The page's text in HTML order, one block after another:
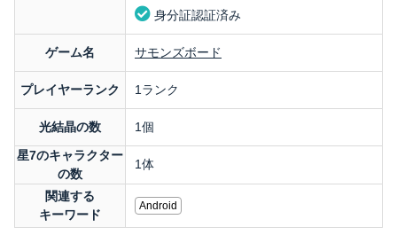
身分証認証済み
ゲーム名 サモンズボード
プレイヤーランク 1ランク
光結晶の数
1個
星7のキャラクター
の数
1体
関連する
キーワード
Android